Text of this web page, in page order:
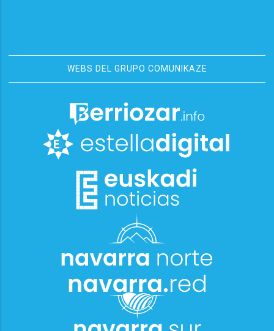
WEBS DEL GRUPO COMUNIKAZE